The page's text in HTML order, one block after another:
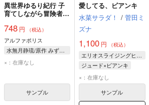
異世界ゆるり紀行 子
育てしながら冒険者し
748 円 （税込）
アルファポリス
水無月静琉/原作 みずなともみ/漫画 やまかわ/キャラクター原案
×：在庫なし
サンプル
愛してる、ビアンキ
水菜サラダ！ / 菅田ミ
ズナ
1,100 円 （税込）
エリオスライジングヒーローズ
ジュード×ビアンキ
ジュード・アレス
ビアンキ・ロウ
×：在庫なし
サンプル